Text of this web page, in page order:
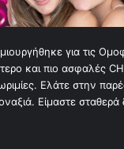
για τις
και πιο ασφαλές
Ελάτε στην
Είμαστε σταθερά